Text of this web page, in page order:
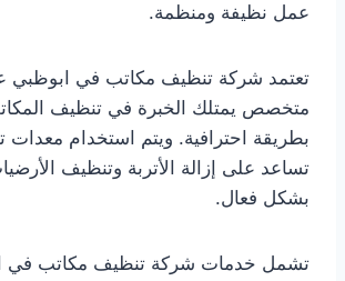
عمل نظيفة ومنظمة.
تعتمد شركة تنظيف مكاتب في
متخصص يمتلك الخبرة في تنظيف
بطريقة احترافية. ويتم استخدام معدات
تساعد على إزالة الأتربة وتنظيف
بشكل فعال.
تشمل خدمات شركة تنظيف مكاتب في